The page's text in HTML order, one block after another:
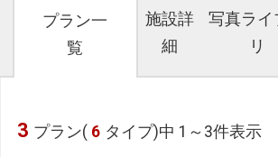
プラン一
覧
施設詳
細
写真ライ
リ
3 プラン( 6 タイプ)中 1～3件表示